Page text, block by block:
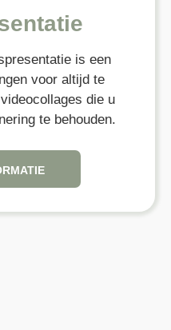
is een
voor altijd te
die u
te behouden.